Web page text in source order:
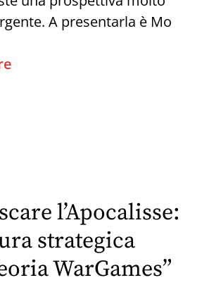
A presentarla è Mo
Sconvolgente
Profezia
di
un
l’Apocalisse:
strategica
WarGames”